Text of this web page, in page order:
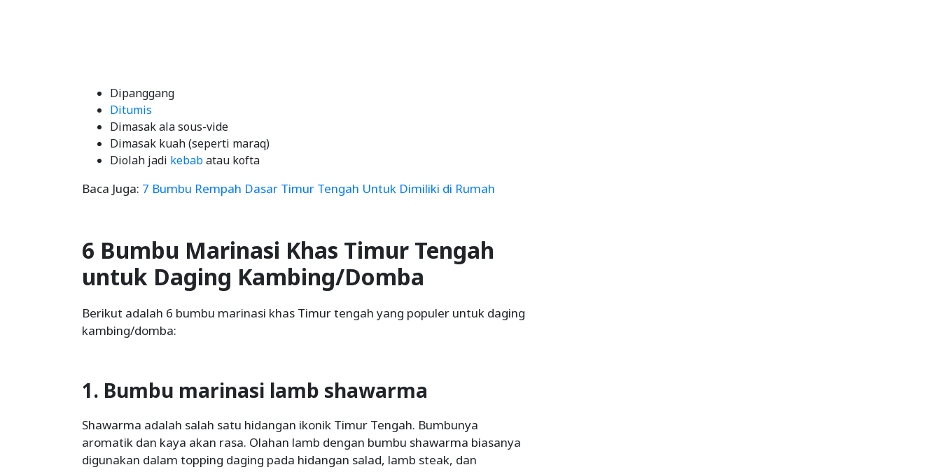
Dipanggang
Ditumis
Dimasak ala sous-vide
Dimasak kuah (seperti maraq)
Diolah jadi kebabatau kofta
Baca Juga: 7 Bumbu Rempah Dasar Timur Tengah Untuk Dimiliki di Rumah
6 Bumbu Marinasi Khas Timur Tengah
untuk Daging Kambing/Domba
Berikut adalah 6 bumbu marinasi khas Timur tengah yang populer untuk daging
kambing/domba:
1. Bumbu marinasi lamb shawarma
Shawarma adalah salah satu hidangan ikonik Timur Tengah. Bumbunya
aromatik dan kaya akan rasa. Olahan lamb dengan bumbu shawarma biasanya
digunakan dalam topping daging pada hidangan salad, lamb steak, dan